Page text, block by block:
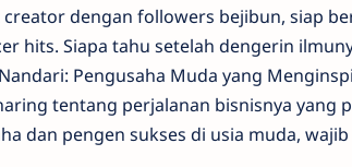
dengan followers bejibun, siap
hits. Siapa tahu setelah dengerin
Pengusaha Muda yang
tentang perjalanan bisnisnya yang
dan pengen sukses di usia muda,